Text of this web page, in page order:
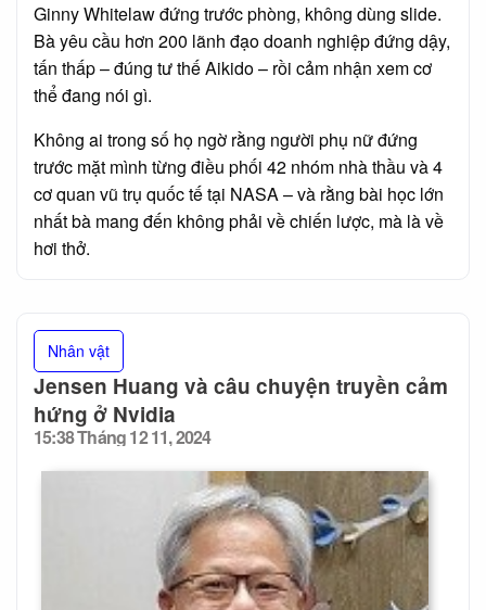
Ginny Whitelaw đứng trước phòng, không dùng slide.
Bà yêu cầu hơn 200 lãnh đạo doanh nghiệp đứng dậy,
tấn thấp – đúng tư thế Aikido – rồi cảm nhận xem cơ
thể đang nói gì.
Không ai trong số họ ngờ rằng người phụ nữ đứng
trước mặt mình từng điều phối 42 nhóm nhà thầu và 4
cơ quan vũ trụ quốc tế tại NASA – và rằng bài học lớn
nhất bà mang đến không phải về chiến lược, mà là về
hơi thở.
Nhân vật
Jensen Huang và câu chuyện truyền cảm
hứng ở Nvidia
Posted
on
15:38 Tháng 12 11, 2024